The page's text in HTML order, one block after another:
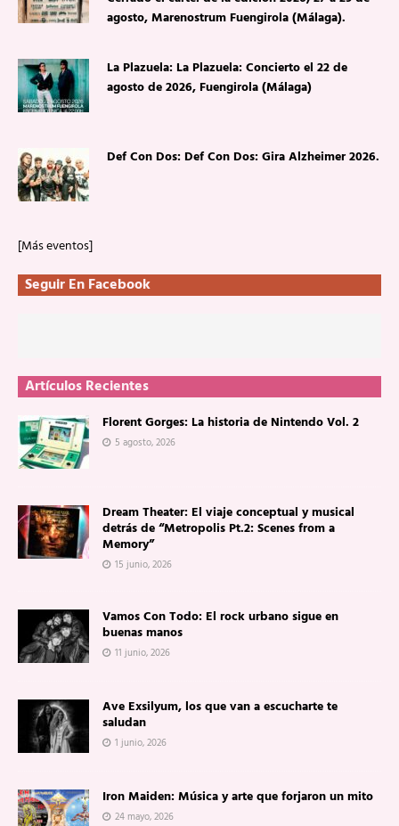
agosto, Marenostrum Fuengirola (Málaga).
La Plazuela: La Plazuela: Concierto el 22 de
agosto de 2026, Fuengirola (Málaga)
Def Con Dos: Def Con Dos: Gira Alzheimer 2026.
[Más eventos]
Seguir En Facebook
Artículos Recientes
Florent Gorges: La historia de Nintendo Vol. 2
5 agosto, 2026
Dream Theater: El viaje conceptual y musical
detrás de “Metropolis Pt.2: Scenes from a
Memory”
15 junio, 2026
Vamos Con Todo: El rock urbano sigue en
buenas manos
11 junio, 2026
Ave Exsilyum, los que van a escucharte te
saludan
1 junio, 2026
Iron Maiden: Música y arte que forjaron un mito
24 mayo, 2026